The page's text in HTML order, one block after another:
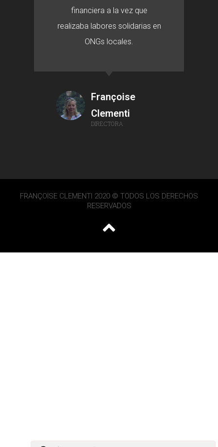
financiera a la vez que
realizaba labores solidarias en
ONGs locales.
Françoise
Clementi
DIRECTORA
FRANÇOISE CLEMENTI 2020 © TODOS LOS DERECHOS
RESERVADOS